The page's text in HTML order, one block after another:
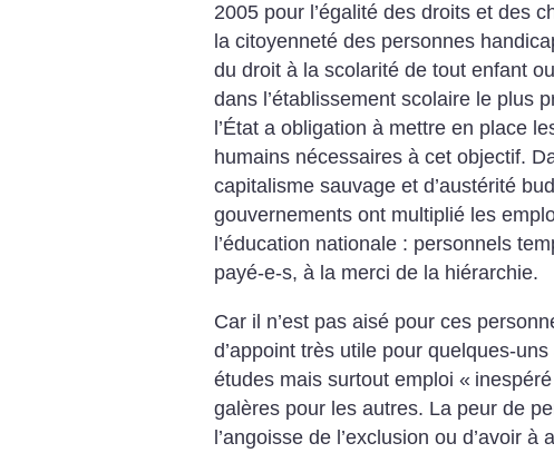
2005 pour l’égalité des droits et des
la citoyenneté des personnes
du droit à la scolarité de tout enfant
dans l’établissement scolaire le plus
l’État a obligation à mettre en place
humains nécessaires à cet objectif.
capitalisme sauvage et d’austérité
gouvernements ont multiplié les
l’éducation nationale : personnels
payé-e-s, à la merci de la hiérarchie.
Car il n’est pas aisé pour ces
d’appoint très utile pour quelques-
études mais surtout emploi « inespéré
galères pour les autres. La peur de
l’angoisse de l’exclusion ou d’avoir